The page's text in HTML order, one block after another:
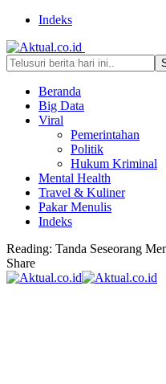
Indeks
Beranda
Big Data
Viral
Pemerintahan
Politik
Hukum Kriminal
Mental Health
Travel & Kuliner
Pakar Menulis
Indeks
Reading: Tanda Seseorang
Share